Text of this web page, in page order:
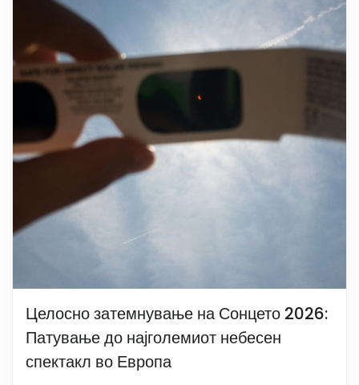
Целосно затемнување на Сонцето 2026:
Патување до најголемиот небесен
спектакл во Европа